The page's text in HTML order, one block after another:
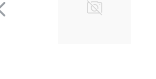
Previous